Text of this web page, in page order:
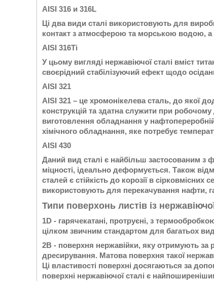
AISI 316 и 316L
Ці два види сталі використовують для
контакт з атмосферою та морською водою, а
AISI 316Ti
У цьому вигляді нержавіючої сталі вміст
своєрідний стабілізуючий ефект щодо
AISI 321
AISI 321 – це хромонікелева сталь, до якої
конструкцій та здатна служити при робочому
виготовлення обладнання у
хімічного обладнання, яке потребує
AISI 430
Даний вид сталі є найбільш застосованим з
міцності, ідеально деформується. Також
сталей є стійкість до корозії в
використовують для перекачування нафти,
Типи поверхонь листів із
1D - гарячекатані, протруєні, з
цілком звичним стандартом для багатьох
2В - поверхня нержавійки, яку отримують за
дресирування. Матова поверхня такої
Ці властивості поверхні досягаються за
поверхні нержавіючої сталі є